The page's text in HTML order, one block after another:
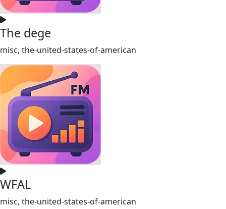
The dege
misc, the-united-states-of-american
WFAL
misc, the-united-states-of-american